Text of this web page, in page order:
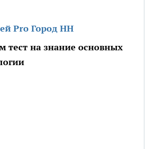
Pro Город НН
тест на знание основных